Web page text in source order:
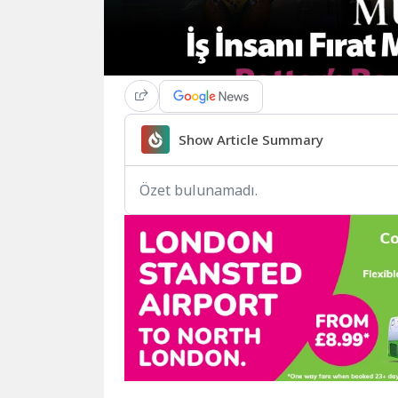
Show Article Summary
Özet bulunamadı.